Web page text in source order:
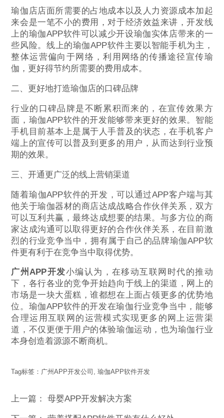
瑜伽店店面所需要的占地成本以及人力资源成本加起
来会是一笔不小的费用，对于经济效益来讲，开发线
上的瑜伽APP软件可以减少开设瑜伽实体店带来的一
些风险。线上的瑜伽APP软件主要以智能手机为主，
整体运营偏向于网络，利用网络的传播途径宣传瑜
伽，更好得节约所需要的费用成本。
二、更好地打造瑜伽店的口碑品牌
行业的口碑品牌是不断累积而来的，在宣传效果方
面，瑜伽APP软件的开发能够带来更好的效果。智能
手机目前基本上是属于人手普及的状态，在手机客户
端上的宣传可以普及到更多的用户，从而达到行业预
期的效果。
三、开通更广泛的线上营销渠道
随着瑜伽APP软件的开发，可以通过APP客户端与其
他关于瑜伽器材的商店达成战略合作伙伴关系，双方
可以互利共赢，最终达成想要的结果。与多方位的商
家达成沟通可以取得更好的合作伙伴关系，在目前激
烈的行业竞争当中，拥有属于自己的品牌瑜伽APP软
件更有利于在竞争当中取得优势。
广州APP开发小编认为，在移动互联网时代的推动
下，各行各业的竞争开始趋向于线上的渠道，网上的
市场是一块大蛋糕，谁都想在上面占领更多的优势地
位。瑜伽APP软件的开发在瑜伽行业竞争当中，能够
合理运用互联网的运营模式实现更多的网上运营渠
道，不仅更便于用户的体验瑜伽运动，也为瑜伽行业
本身创造着源源不断商机。
Tag标签： 广州APP开发公司 ,瑜伽APP软件开发
上一篇：母婴APP开发解决方案